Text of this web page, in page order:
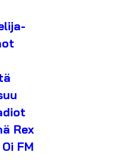
Rex
FM